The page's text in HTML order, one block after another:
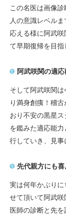
この名医は画像
人の意識レベル
応える様に阿武
て早期復帰を目指
阿武咲関の適
そして阿武咲関
り満身創痍！稽
おり不安の黒星
を鑑みた適応能
行していき、見事
先代親方にも
実は何年かぶり
せて頂いて阿武
医師の診断と先